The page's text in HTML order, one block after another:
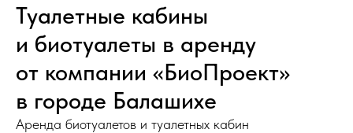
Туалетные кабины
и биотуалеты в аренду
от компании «БиоПроект»
в городе Балашихе
Аренда биотуалетов и туалетных кабин
650
Строительные площадки
и краткосрочные стройки